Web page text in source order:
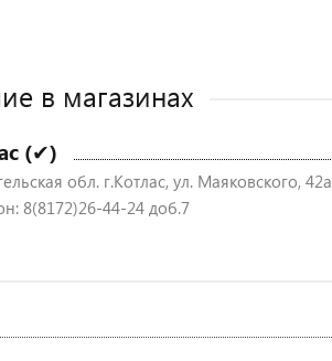
в магазинах
(✔)
обл. г.Котлас, ул. Маяковского, 42а
8(8172)26-44-24 доб.7